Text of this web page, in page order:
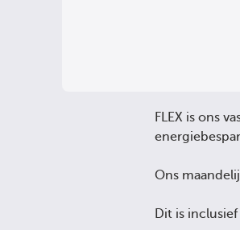
FLEX is ons
Ons
Dit is inclusief